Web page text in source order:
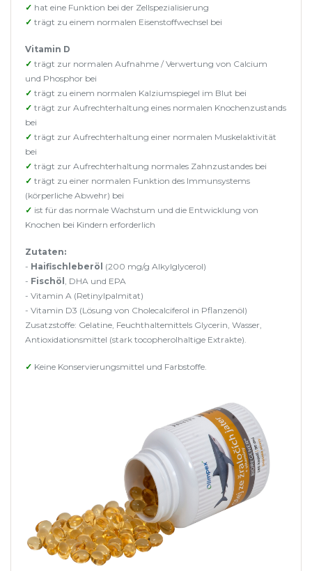
✓ hat eine Funktion bei der Zellspezialisierung
✓ trägt zu einem normalen Eisenstoffwechsel bei
Vitamin D
✓ trägt zur normalen Aufnahme / Verwertung von Calcium
und Phosphor bei
✓ trägt zu einem normalen Kalziumspiegel im Blut bei
✓ trägt zur Aufrechterhaltung eines normalen Knochenzustands
bei
✓ trägt zur Aufrechterhaltung einer normalen Muskelaktivität
bei
✓ trägt zur Aufrechterhaltung normales Zahnzustandes bei
✓ trägt zu einer normalen Funktion des Immunsystems
(körperliche Abwehr) bei
✓ ist für das normale Wachstum und die Entwicklung von
Knochen bei Kindern erforderlich
Zutaten:
- Haifischleberöl (200 mg/g Alkylglycerol)
- Fischöl , DHA und EPA
- Vitamin A (Retinylpalmitat)
- Vitamin D3 (Lösung von Cholecalciferol in Pflanzenöl)
Zusatzstoffe: Gelatine, Feuchthaltemittels Glycerin, Wasser,
Antioxidationsmittel (stark tocopherolhaltige Extrakte).
✓ Keine Konservierungsmittel und Farbstoffe.